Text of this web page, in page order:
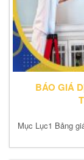
BÁO GIÁ
Mục Lục1 Bảng